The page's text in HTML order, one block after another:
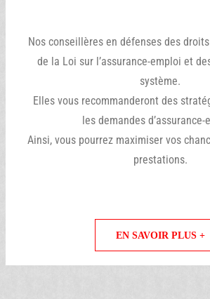
Nos conseillères en défenses des
de la Loi sur l’assurance-emploi et
système.
Elles vous recommanderont des
les demandes d’assurance-
Ainsi, vous pourrez maximiser vos
prestations.
EN SAVOIR PLUS +